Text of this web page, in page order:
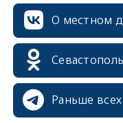
О местном
Раньше